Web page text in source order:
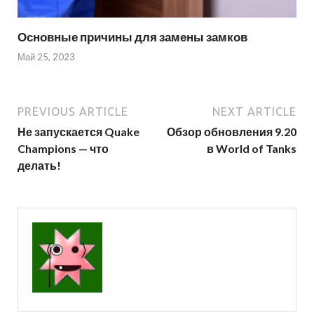
Основные причины для замены замков
Май 25, 2023
PREVIOUS ARTICLE
Не запускается Quake
Champions — что
делать!
NEXT ARTICLE
Обзор обновления 9.20
в World of Tanks